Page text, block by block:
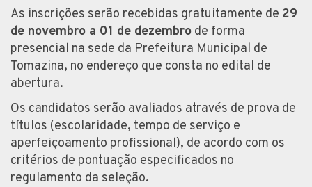
As inscrições serão recebidas gratuitamente de 29
de novembro a 01 de dezembro de forma
presencial na sede da Prefeitura Municipal de
Tomazina, no endereço que consta no edital de
abertura.
Os candidatos serão avaliados através de prova de
títulos (escolaridade, tempo de serviço e
aperfeiçoamento profissional), de acordo com os
critérios de pontuação especificados no
regulamento da seleção.